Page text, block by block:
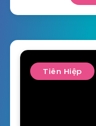
Tiên Hiệp